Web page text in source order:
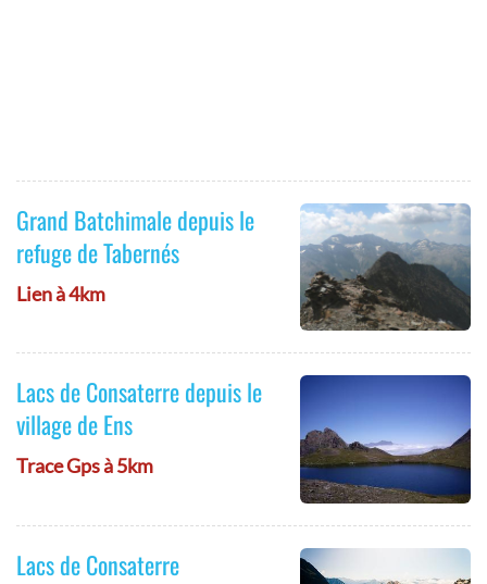
Grand Batchimale depuis le
refuge de Tabernés
Lien à 4km
Lacs de Consaterre depuis le
village de Ens
Trace Gps à 5km
Lacs de Consaterre